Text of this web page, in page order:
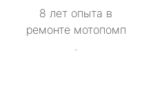
8 лет опыта в
ремонте мотопомп
.